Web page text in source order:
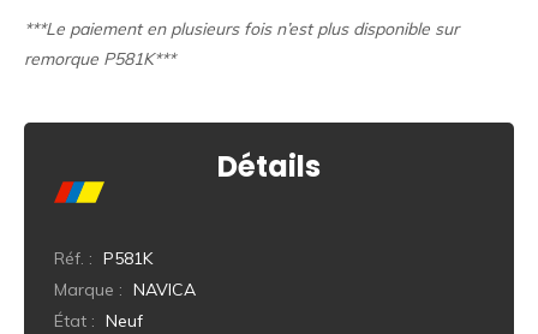
***Le paiement en plusieurs fois n’est plus disponible sur
remorque P581K***
Détails
Réf. : P581K
Marque : NAVICA
État : Neuf